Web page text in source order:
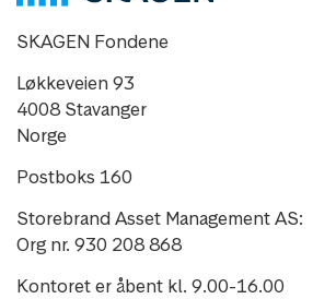
SKAGEN Fondene
Løkkeveien 93
4008 Stavanger
Norge
Postboks 160
Storebrand Asset Management AS:
Org nr. 930 208 868
Kontoret er åbent kl. 9.00-16.00